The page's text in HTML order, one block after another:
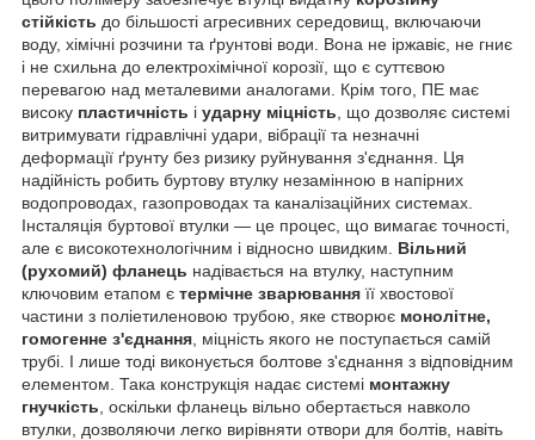
стійкість до більшості агресивних середовищ, включаючи
воду, хімічні розчини та ґрунтові води. Вона не іржавіє, не гниє
і не схильна до електрохімічної корозії, що є суттєвою
перевагою над металевими аналогами. Крім того, ПЕ має
високу пластичність і ударну міцність , що дозволяє системі
витримувати гідравлічні удари, вібрації та незначні
деформації ґрунту без ризику руйнування з'єднання. Ця
надійність робить буртову втулку незамінною в напірних
водопроводах, газопроводах та каналізаційних системах.
Інсталяція буртової втулки — це процес, що вимагає точності,
але є високотехнологічним і відносно швидким. Вільний
(рухомий) фланець надівається на втулку, наступним
ключовим етапом є термічне зварювання її хвостової
частини з поліетиленовою трубою, яке створює монолітне,
гомогенне з'єднання , міцність якого не поступається самій
трубі. І лише тоді виконується болтове з'єднання з відповідним
елементом. Така конструкція надає системі монтажну
гнучкість , оскільки фланець вільно обертається навколо
втулки, дозволяючи легко вирівняти отвори для болтів, навіть